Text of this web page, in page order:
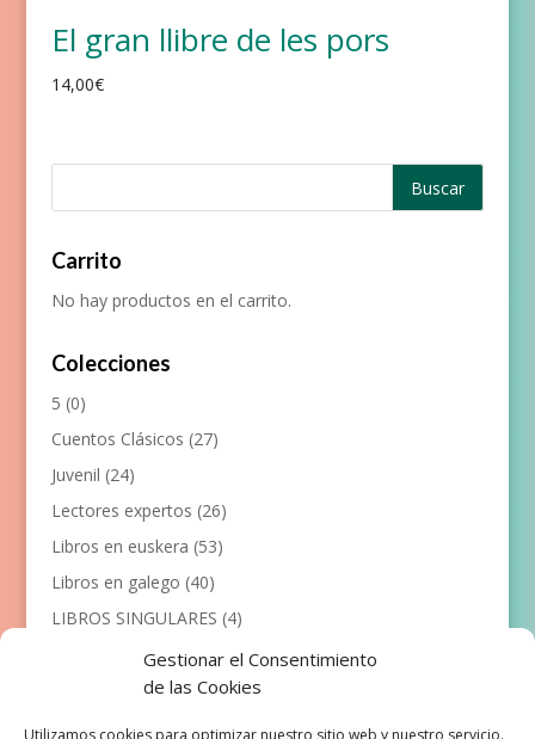
Gestionar el Consentimiento
de las Cookies
Utilizamos cookies para optimizar nuestro sitio web y nuestro servicio.
El gran llibre de les pors
14,00€
Carrito
No hay productos en el carrito.
Colecciones
5 (0)
Cuentos Clásicos (27)
Juvenil (24)
Lectores expertos (26)
Libros en euskera (53)
Libros en galego (40)
LIBROS SINGULARES (4)
Llibres en català (117)
Manualidades (53)
Primeros lectores
(101)